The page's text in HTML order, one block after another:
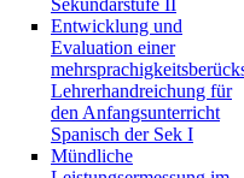
Entwicklung und
Evaluation einer
Lehrerhandreichung für
den Anfangsunterricht
Spanisch der Sek I
Mündliche